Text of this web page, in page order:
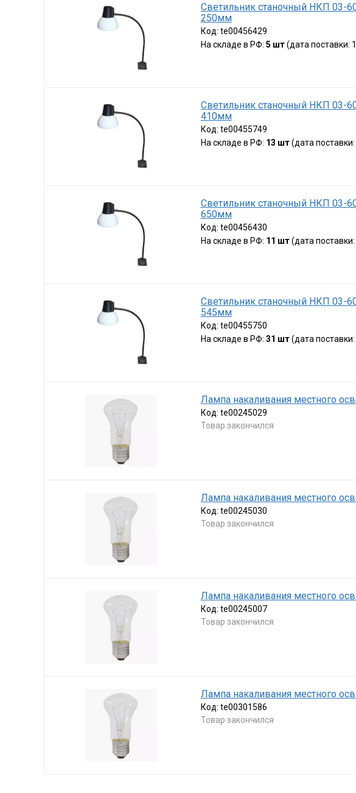
Светильник станочный НКП 03-
250мм
Код: te00456429
На складе в РФ: 5 шт (дата поставки:
Светильник станочный НКП 03-
410мм
Код: te00455749
На складе в РФ: 13 шт (дата
Светильник станочный НКП 03-
650мм
Код: te00456430
На складе в РФ: 11 шт (дата
Светильник станочный НКП 03-
545мм
Код: te00455750
На складе в РФ: 31 шт (дата
Лампа накаливания местного
Код: te00245029
Товар закончился
Лампа накаливания местного
Код: te00245030
Товар закончился
Лампа накаливания местного
Код: te00245007
Товар закончился
Лампа накаливания местного
Код: te00301586
Товар закончился